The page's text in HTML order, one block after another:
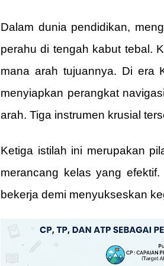
Dalam dunia pendidikan,
perahu di tengah kabut tebal.
mana arah tujuannya. Di era
menyiapkan perangkat
arah. Tiga instrumen krusial
Ketiga istilah ini merupakan
merancang kelas yang
bekerja demi menyukseskan